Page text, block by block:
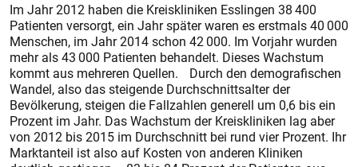
Im Jahr 2012 haben die Kreiskliniken Esslingen 38 400
Patienten versorgt, ein Jahr später waren es erstmals 40 000
Menschen, im Jahr 2014 schon 42 000. Im Vorjahr wurden
mehr als 43 000 Patienten behandelt. Dieses Wachstum
kommt aus mehreren Quellen. Durch den demografischen
Wandel, also das steigende Durchschnittsalter der
Bevölkerung, steigen die Fallzahlen generell um 0,6 bis ein
Prozent im Jahr. Das Wachstum der Kreiskliniken lag aber
von 2012 bis 2015 im Durchschnitt bei rund vier Prozent. Ihr
Marktanteil ist also auf Kosten von anderen Kliniken